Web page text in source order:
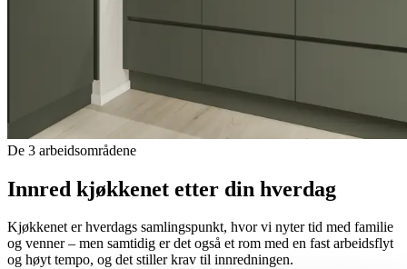
De 3 arbeidsområdene
Innred kjøkkenet etter din hverdag
Kjøkkenet er hverdags samlingspunkt, hvor vi nyter tid med familie
og venner – men samtidig er det også et rom med en fast arbeidsflyt
og høyt tempo, og det stiller krav til innredningen.